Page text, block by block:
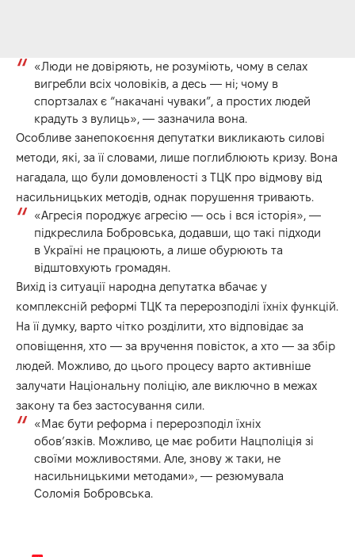
«Люди не довіряють, не розуміють, чому в селах
вигребли всіх чоловіків, а десь — ні; чому в
спортзалах є “накачані чуваки”, а простих людей
крадуть з вулиць», — зазначила вона.
Особливе занепокоєння депутатки викликають силові
методи, які, за її словами, лише поглиблюють кризу. Вона
нагадала, що були домовленості з ТЦК про відмову від
насильницьких методів, однак порушення тривають.
«Агресія породжує агресію — ось і вся історія», —
підкреслила Бобровська, додавши, що такі підходи
в Україні не працюють, а лише обурюють та
відштовхують громадян.
Вихід із ситуації народна депутатка вбачає у
комплексній реформі ТЦК та перерозподілі їхніх функцій.
На її думку, варто чітко розділити, хто відповідає за
оповіщення, хто — за вручення повісток, а хто — за збір
людей. Можливо, до цього процесу варто активніше
залучати Національну поліцію, але виключно в межах
закону та без застосування сили.
«Має бути реформа і перерозподіл їхніх
обов’язків. Можливо, це має робити Нацполіція зі
своїми можливостями. Але, знову ж таки, не
насильницькими методами», — резюмувала
Соломія Бобровська.